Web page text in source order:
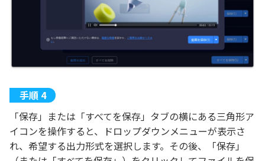
「保存」または「すべてを保存」タブの横にある三角形ア
イコンを操作すると、ドロップダウンメニューが表示さ
れ、希望する出力形式を選択します。その後、「保存」